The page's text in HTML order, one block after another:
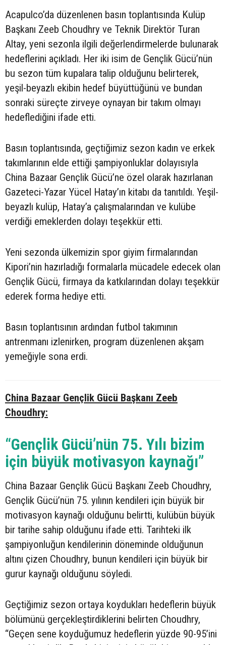
Acapulco’da düzenlenen basın toplantısında Kulüp
Başkanı Zeeb Choudhry ve Teknik Direktör Turan
Altay, yeni sezonla ilgili değerlendirmelerde bulunarak
hedeflerini açıkladı. Her iki isim de Gençlik Gücü’nün
bu sezon tüm kupalara talip olduğunu belirterek,
yeşil-beyazlı ekibin hedef büyüttüğünü ve bundan
sonraki süreçte zirveye oynayan bir takım olmayı
hedeflediğini ifade etti.
Basın toplantısında, geçtiğimiz sezon kadın ve erkek
takımlarının elde ettiği şampiyonluklar dolayısıyla
China Bazaar Gençlik Gücü’ne özel olarak hazırlanan
Gazeteci-Yazar Yücel Hatay’ın kitabı da tanıtıldı. Yeşil-
beyazlı kulüp, Hatay’a çalışmalarından ve kulübe
verdiği emeklerden dolayı teşekkür etti.
Yeni sezonda ülkemizin spor giyim firmalarından
Kipori’nin hazırladığı formalarla mücadele edecek olan
Gençlik Gücü, firmaya da katkılarından dolayı teşekkür
ederek forma hediye etti.
Basın toplantısının ardından futbol takımının
antrenmanı izlenirken, program düzenlenen akşam
yemeğiyle sona erdi.
China Bazaar Gençlik Gücü Başkanı Zeeb
Choudhry:
“Gençlik Gücü’nün 75. Yılı bizim
için büyük motivasyon kaynağı”
China Bazaar Gençlik Gücü Başkanı Zeeb Choudhry,
Gençlik Gücü’nün 75. yılının kendileri için büyük bir
motivasyon kaynağı olduğunu belirtti, kulübün büyük
bir tarihe sahip olduğunu ifade etti. Tarihteki ilk
şampiyonluğun kendilerinin döneminde olduğunun
altını çizen Choudhry, bunun kendileri için büyük bir
gurur kaynağı olduğunu söyledi.
Geçtiğimiz sezon ortaya koydukları hedeflerin büyük
bölümünü gerçekleştirdiklerini belirten Choudhry,
“Geçen sene koyduğumuz hedeflerin yüzde 90-95’ini